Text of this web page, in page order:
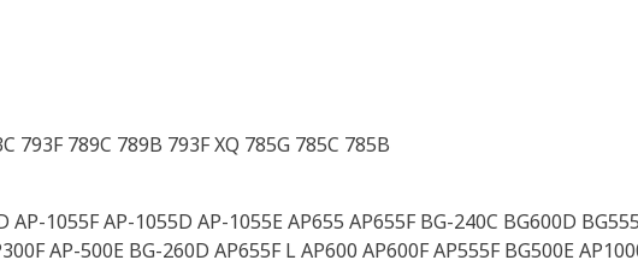
793F 789C 789B 793F XQ 785G 785C 785B
AP-1055F AP-1055D AP-1055E AP655 AP655F BG-240C BG600D
AP-500E BG-260D AP655F L AP600 AP600F AP555F BG500E